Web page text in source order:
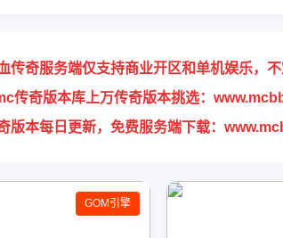
传奇服务端仅支持商业开区和单机娱乐，
传奇版本库上万传奇版本挑选：
版本每日更新，免费服务端下载：
GOM引擎